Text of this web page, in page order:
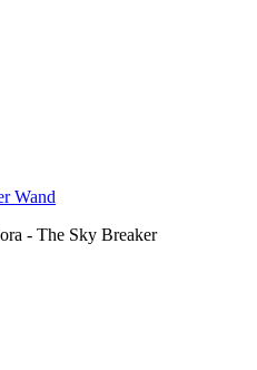
Wand
- The Sky Breaker